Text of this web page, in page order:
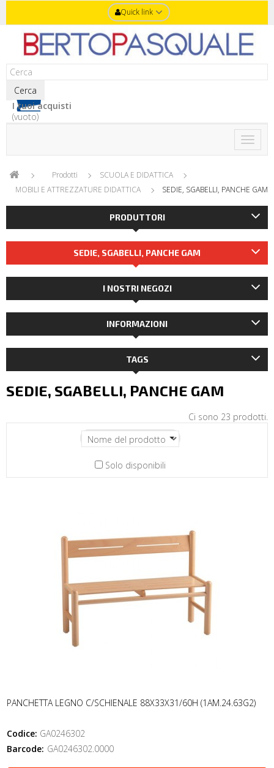
Quick link
Cerca
I tuoi acquisti
(vuoto)
Toggle
Prodotti
SCUOLA E DIDATTICA
MOBILI E ATTREZZATURE DIDATTICA
SEDIE, SGABELLI, PANCHE GAM
PRODUTTORI
SEDIE, SGABELLI, PANCHE GAM
I NOSTRI NEGOZI
INFORMAZIONI
TAGS
SEDIE, SGABELLI, PANCHE GAM
Ci sono 23 prodotti.
Solo disponibili
PANCHETTA LEGNO C/SCHIENALE 88X33X31/60H (1AM.24.63G2)
Codice: GA0246302
Barcode: GA0246302.0000